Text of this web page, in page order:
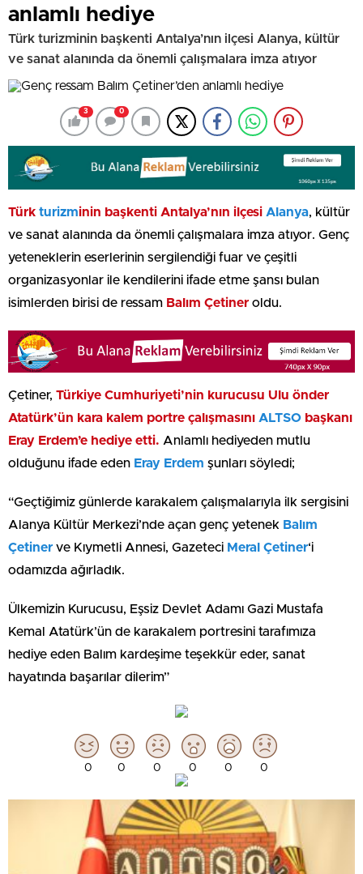
anlamlı hediye
Türk turizminin başkenti Antalya’nın ilçesi Alanya, kültür
ve sanat alanında da önemli çalışmalara imza atıyor
3 0
Türk turizminin başkenti Antalya’nın ilçesi Alanya, kültür
ve sanat alanında da önemli çalışmalara imza atıyor. Genç
yeteneklerin eserlerinin sergilendiği fuar ve çeşitli
organizasyonlar ile kendilerini ifade etme şansı bulan
isimlerden birisi de ressam Balım Çetiner oldu.
Çetiner, Türkiye Cumhuriyeti’nin kurucusu Ulu önder
Atatürk’ün kara kalem portre çalışmasını ALTSO başkanı
Eray Erdem’e hediye etti. Anlamlı hediyeden mutlu
olduğunu ifade eden Eray Erdem şunları söyledi;
“Geçtiğimiz günlerde karakalem çalışmalarıyla ilk sergisini
Alanya Kültür Merkezi’nde açan genç yetenek Balım
Çetiner ve Kıymetli Annesi, Gazeteci Meral Çetiner‘i
odamızda ağırladık.
Ülkemizin Kurucusu, Eşsiz Devlet Adamı Gazi Mustafa
Kemal Atatürk’ün de karakalem portresini tarafımıza
hediye eden Balım kardeşime teşekkür eder, sanat
hayatında başarılar dilerim”
0 0 0 0 0 0